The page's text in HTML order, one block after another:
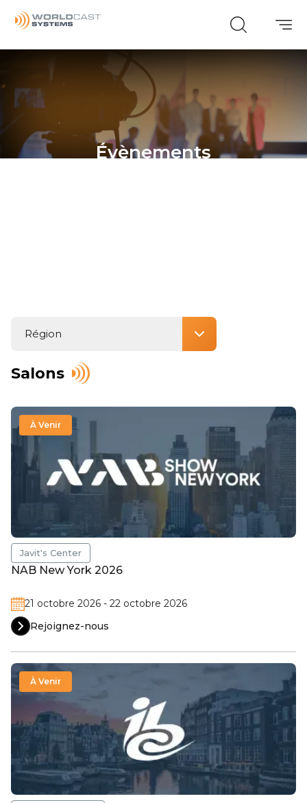
Évènements
Région
Salons
À Venir
Javit's Center
NAB New York 2026
21 octobre 2026 - 22 octobre 2026
Rejoignez-nous
À Venir